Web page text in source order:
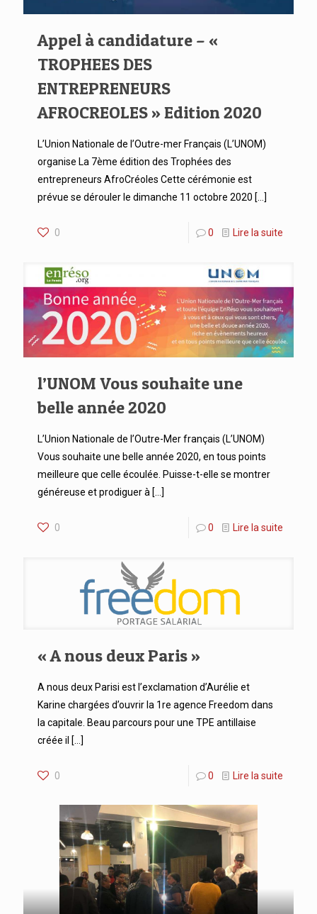
Appel à candidature – «
TROPHEES DES
ENTREPRENEURS
AFROCREOLES » Edition 2020
L’Union Nationale de l’Outre-mer Français (L’UNOM)
organise La 7ème édition des Trophées des
entrepreneurs AfroCréoles Cette cérémonie est
prévue se dérouler le dimanche 11 octobre 2020 […]
0 0 Lire la suite
l’UNOM Vous souhaite une
belle année 2020
L’Union Nationale de l’Outre-Mer français (L’UNOM)
Vous souhaite une belle année 2020, en tous points
meilleure que celle écoulée. Puisse-t-elle se montrer
généreuse et prodiguer à […]
0 0 Lire la suite
« A nous deux Paris »
A nous deux Parisi est l’exclamation d’Aurélie et
Karine chargées d’ouvrir la 1re agence Freedom dans
la capitale. Beau parcours pour une TPE antillaise
créée il […]
0 0 Lire la suite